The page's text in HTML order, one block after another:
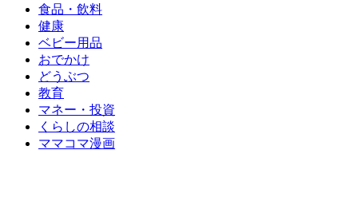
食品・飲料
健康
ベビー用品
おでかけ
どうぶつ
教育
マネー・投資
くらしの相談
ママコマ漫画